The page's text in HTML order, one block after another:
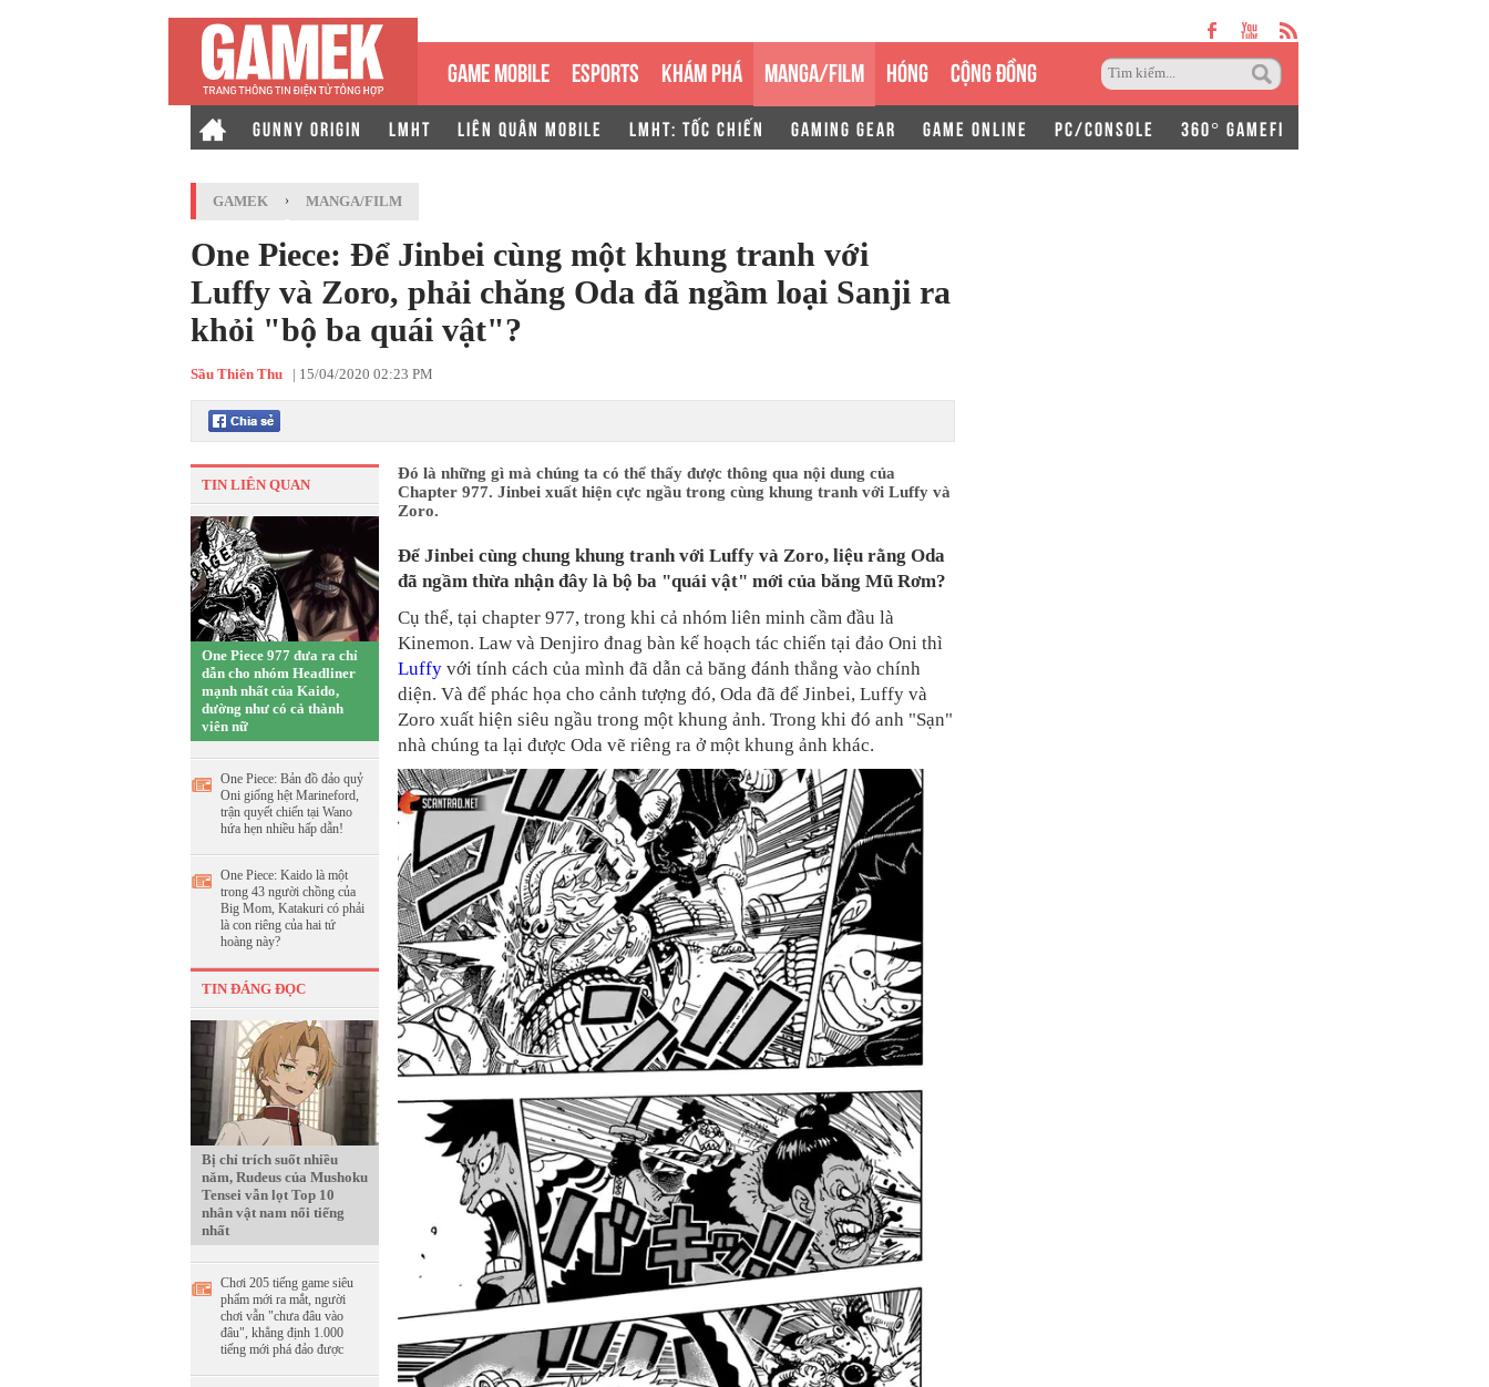
GAME MOBILE ESPORTS KHÁM PHÁ MANGA/FILM HÓNG CỘNG ĐỒNG
GUNNY ORIGIN LMHT LIÊN QUÂN MOBILE LMHT: TỐC CHIẾN GAMING GEAR GAME ONLINE PC/CONSOLE 360° GAMEFI
GAMEK › MANGA/FILM
One Piece: Để Jinbei cùng một khung tranh với
Luffy và Zoro, phải chăng Oda đã ngầm loại Sanji ra
khỏi "bộ ba quái vật"?
Sầu Thiên Thu | 15/04/2020 02:23 PM
TIN LIÊN QUAN
One Piece 977 đưa ra chỉ
dẫn cho nhóm Headliner
mạnh nhất của Kaido,
dường như có cả thành
viên nữ
One Piece: Bản đồ đảo quỷ
Oni giống hệt Marineford,
trận quyết chiến tại Wano
hứa hẹn nhiều hấp dẫn!
One Piece: Kaido là một
trong 43 người chồng của
Big Mom, Katakuri có phải
là con riêng của hai tứ
hoàng này?
TIN ĐÁNG ĐỌC
Bị chỉ trích suốt nhiều
năm, Rudeus của Mushoku
Tensei vẫn lọt Top 10
nhân vật nam nổi tiếng
nhất
Chơi 205 tiếng game siêu
phẩm mới ra mắt, người
chơi vẫn "chưa đâu vào
đâu", khẳng định 1.000
tiếng mới phá đảo được
Đó là những gì mà chúng ta có thể thấy được thông qua nội dung của
Chapter 977. Jinbei xuất hiện cực ngầu trong cùng khung tranh với Luffy và
Zoro.
Để Jinbei cùng chung khung tranh với Luffy và Zoro, liệu rằng Oda
đã ngầm thừa nhận đây là bộ ba "quái vật" mới của băng Mũ Rơm?
Cụ thể, tại chapter 977, trong khi cả nhóm liên minh cầm đầu là
Kinemon. Law và Denjiro đnag bàn kế hoạch tác chiến tại đảo Oni thì
Luffy với tính cách của mình đã dẫn cả băng đánh thẳng vào chính
diện. Và để phác họa cho cảnh tượng đó, Oda đã để Jinbei, Luffy và
Zoro xuất hiện siêu ngầu trong một khung ảnh. Trong khi đó anh "Sạn"
nhà chúng ta lại được Oda vẽ riêng ra ở một khung ảnh khác.